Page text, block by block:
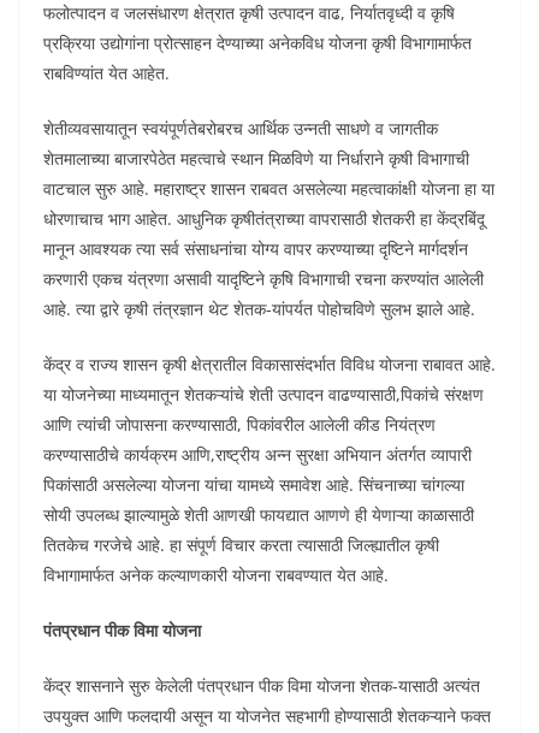
फलोत्पादन व जलसंधारण क्षेत्रात कृषी उत्पादन वाढ, निर्यातवृध्दी व कृषि
प्रक्रिया उद्योगांना प्रोत्साहन देण्याच्या अनेकविध योजना कृषी विभागामार्फत
राबविण्यांत येत आहेत.
शेतीव्यवसायातून स्वयंपूर्णतेबरोबरच आर्थिक उन्नती साधणे व जागतीक
शेतमालाच्या बाजारपेठेत महत्वाचे स्थान मिळविणे या निर्धाराने कृषी विभागाची
वाटचाल सुरु आहे. महाराष्ट्र शासन राबवत असलेल्या महत्वाकांक्षी योजना हा या
धोरणाचाच भाग आहेत. आधुनिक कृषीतंत्राच्या वापरासाठी शेतकरी हा केंद्रबिंदू
मानून आवश्यक त्या सर्व संसाधनांचा योग्य वापर करण्याच्या दृष्टिने मार्गदर्शन
करणारी एकच यंत्रणा असावी यादृष्टिने कृषि विभागाची रचना करण्यांत आलेली
आहे. त्या द्वारे कृषी तंत्रज्ञान थेट शेतक-यांपर्यत पोहोचविणे सुलभ झाले आहे.
केंद्र व राज्य शासन कृषी क्षेत्रातील विकासासंदर्भात विविध योजना राबावत आहे.
या योजनेच्या माध्यमातून शेतकऱ्यांचे शेती उत्पादन वाढण्यासाठी,पिकांचे संरक्षण
आणि त्यांची जोपासना करण्यासाठी, पिकांवरील आलेली कीड नियंत्रण
करण्यासाठीचे कार्यक्रम आणि,राष्ट्रीय अन्न सुरक्षा अभियान अंतर्गत व्यापारी
पिकांसाठी असलेल्या योजना यांचा यामध्ये समावेश आहे. सिंचनाच्या चांगल्या
सोयी उपलब्ध झाल्यामुळे शेती आणखी फायद्यात आणणे ही येणाऱ्या काळासाठी
तितकेच गरजेचे आहे. हा संपूर्ण विचार करता त्यासाठी जिल्ह्यातील कृषी
विभागामार्फत अनेक कल्याणकारी योजना राबवण्यात येत आहे.
पंतप्रधान पीक विमा योजना
केंद्र शासनाने सुरु केलेली पंतप्रधान पीक विमा योजना शेतक-यासाठी अत्यंत
उपयुक्त आणि फलदायी असून या योजनेत सहभागी होण्यासाठी शेतकऱ्याने फक्त